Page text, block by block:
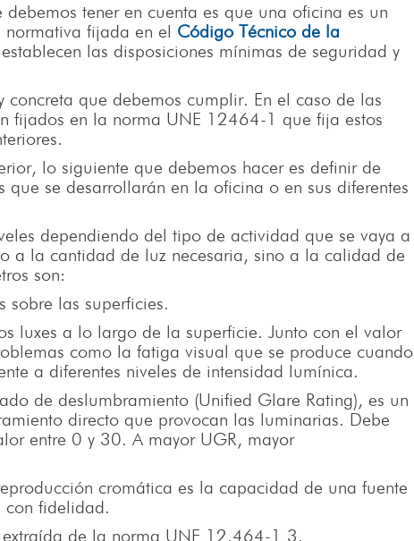
debemos tener en cuenta es que una oficina es un
fijada en el Código Técnico de la
las disposiciones mínimas de seguridad y
que debemos cumplir. En el caso de las
fijados en la norma UNE 12464-1 que fija estos
lo siguiente que debemos hacer es definir de
se desarrollarán en la oficina o en sus diferentes
dependiendo del tipo de actividad que se vaya a
a la cantidad de luz necesaria, sino a la calidad de
son:
sobre las superficies.
luxes a lo largo de la superficie. Junto con el valor
como la fatiga visual que se produce cuando
a diferentes niveles de intensidad lumínica.
de deslumbramiento (Unified Glare Rating), es un
directo que provocan las luminarias. Debe
entre 0 y 30. A mayor UGR, mayor
cromática es la capacidad de una fuente
con fidelidad.
de la norma UNE 12.464-1 3.